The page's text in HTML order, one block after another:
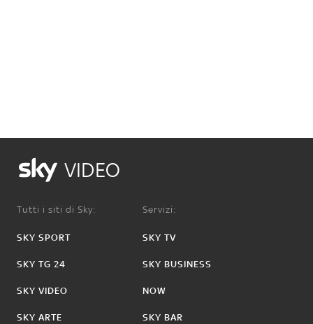
VIDEO
Tutti i siti di Sky:
SKY SPORT
SKY TG 24
SKY VIDEO
SKY ARTE
Servizi:
SKY TV
SKY BUSINESS
NOW
SKY BAR